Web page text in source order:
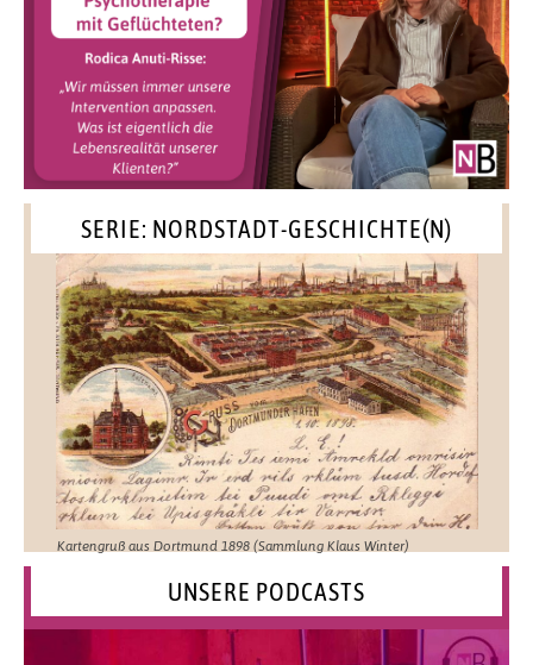
SERIE: NORDSTADT-GESCHICHTE(N)
Kartengruß aus Dortmund 1898 (Sammlung Klaus Winter)
UNSERE PODCASTS